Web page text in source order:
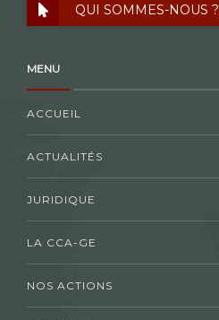
QUI SOMMES-NOUS ?
MENU
ACCUEIL
ACTUALITÉS
JURIDIQUE
LA CCA-GE
NOS ACTIONS